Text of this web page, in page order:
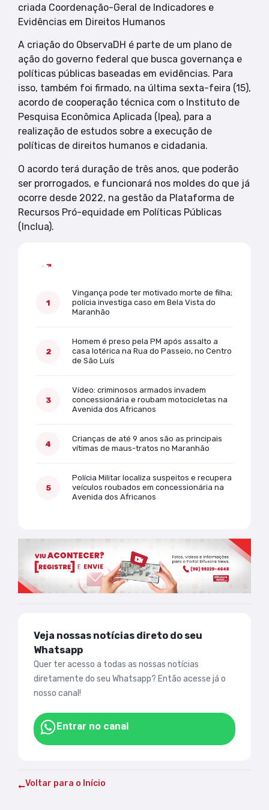
criada Coordenação-Geral de Indicadores e
Evidências em Direitos Humanos
A criação do ObservaDH é parte de um plano de
ação do governo federal que busca governança e
políticas públicas baseadas em evidências. Para
isso, também foi firmado, na última sexta-feira (15),
acordo de cooperação técnica com o Instituto de
Pesquisa Econômica Aplicada (Ipea), para a
realização de estudos sobre a execução de
políticas de direitos humanos e cidadania.
O acordo terá duração de três anos, que poderão
ser prorrogados, e funcionará nos moldes do que já
ocorre desde 2022, na gestão da Plataforma de
Recursos Pró-equidade em Políticas Públicas
(Inclua).
Vingança pode ter motivado morte de filha;
polícia investiga caso em Bela Vista do
Maranhão
Homem é preso pela PM após assalto a
casa lotérica na Rua do Passeio, no Centro
de São Luís
Vídeo: criminosos armados invadem
concessionária e roubam motocicletas na
Avenida dos Africanos
Crianças de até 9 anos são as principais
vítimas de maus-tratos no Maranhão
Polícia Militar localiza suspeitos e recupera
veículos roubados em concessionária na
Avenida dos Africanos
Veja nossas notícias direto do seu
Whatsapp
Quer ter acesso a todas as nossas notícias
diretamente do seu Whatsapp? Então acesse já o
nosso canal!
Entrar no canal
Voltar para o Início